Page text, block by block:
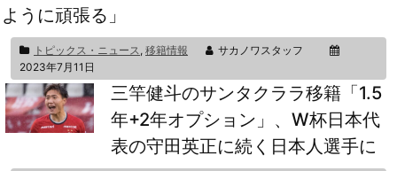
ように頑張る」
トピックス・ニュース, 移籍情報
サカノワスタッフ
2023年7月11日
三竿健斗のサンタクララ移籍「1.5
年+2年オプション」、W杯日本代
表の守田英正に続く日本人選手に